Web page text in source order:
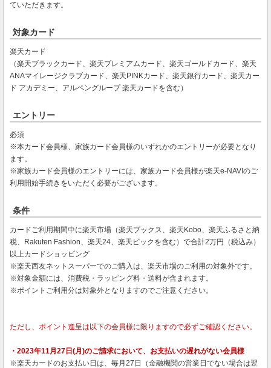
ていただきます。
対象カード
楽天カード
（楽天ブラックカード、楽天プレミアムカード、楽天ゴールドカード、楽天
ANAマイレージクラブカード、楽天PINKカード、楽天銀行カード、楽天カー
ド アカデミー、アルペングループ 楽天カードを含む）
エントリー
必須
※本カード会員様、家族カード会員様のいずれかのエントリーが必要となり
ます。
※家族カード会員様のエントリーには、家族カード会員様が楽天e-NAVIのご
利用開始手続きをいただく必要がございます。
条件
カードご利用期間中に楽天市場（楽天ブックス、楽天Kobo、楽天ふるさと納
税、Rakuten Fashion、楽天24、楽天ビックを含む）で合計2万円（税込み）
以上カードショッピング
※楽天西友ネットスーパーでのご購入は、楽天市場のご利用の対象外です。
※対象金額には、消費税・ラッピング料・送料が含まれます。
※ポイントご利用分は対象外となりますのでご注意ください。
ただし、ポイント進呈は以下の会員様に限りますので必ずご確認ください。
・2023年11月27日(月)のご請求において、お支払いの遅れがない会員様
※楽天カードのお支払い日は、毎月27日（金融機関の営業日でない場合は翌